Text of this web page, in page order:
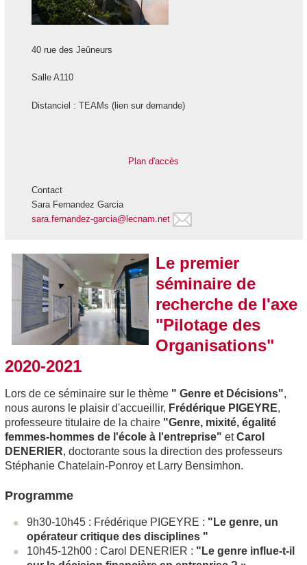
40 rue des Jeûneurs
Salle A110
Distanciel : TEAMs (lien sur demande)
Plan d'accès
Contact
Sara Fernandez Garcia
sara.fernandez-garcia@lecnam.net
Le premier
séminaire de
recherche de l'axe
"Pilotage des
Organisations"
2020-2021
Lors de ce séminaire sur le thème " Genre et Décisions",
nous aurons le plaisir d'accueillir, Frédérique PIGEYRE,
professeure titulaire de la chaire "Genre, mixité, égalité
femmes-hommes de l'école à l'entreprise" etCarol
DENERIER, doctorante sous la direction des professeurs
Stéphanie Chatelain-Ponroy et Larry Bensimhon.
Programme
9h30-10h45 : Frédérique PIGEYRE : "Le genre, un
opérateur critique des disciplines "
10h45-12h00 : Carol DENERIER : "Le genre influe-t-il